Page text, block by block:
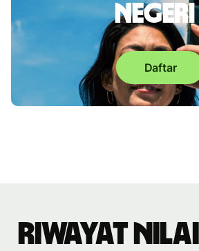
negeri
Daftar
Riwayat